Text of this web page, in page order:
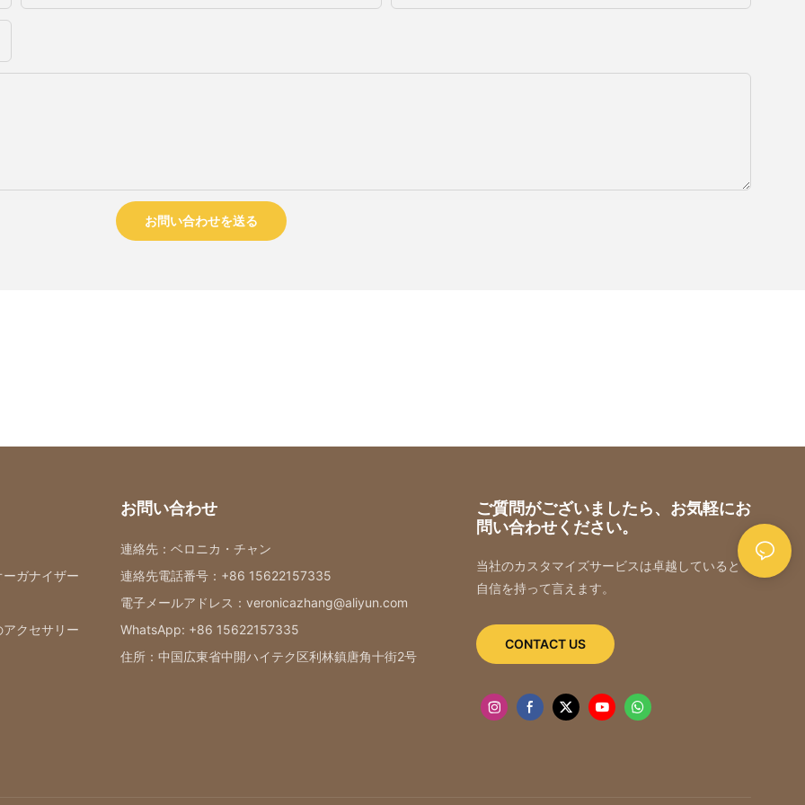
お問い合わせを送る
ガナイザー
クセサリー
お問い合わせ
連絡先：ベロニカ・チャン
連絡先電話番号：+86 15622157335
電子メールアドレス：veronicazhang@aliyun.com
WhatsApp: +86 15622157335
住所：中国広東省中開ハイテク区利林鎮唐角十街2号
ご質問がございましたら、お気軽にお
問い合わせください。
当社のカスタマイズサービスは卓越していると
自信を持って言えます。
CONTACT US